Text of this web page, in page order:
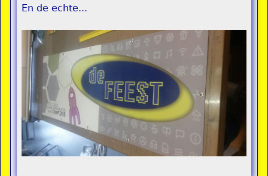
En de echte...